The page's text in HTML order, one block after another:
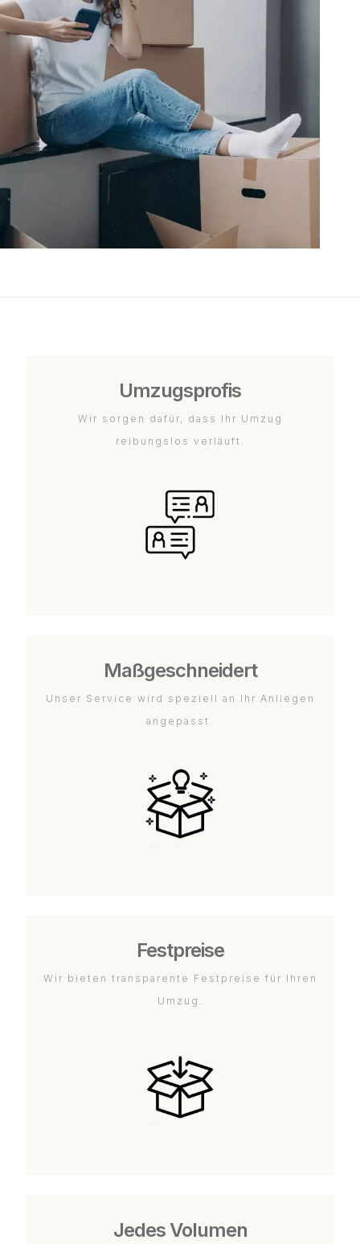
Umzugsprofis
Wir sorgen dafür, dass Ihr Umzug
reibungslos verläuft.
Maßgeschneidert
Unser Service wird speziell an Ihr Anliegen
angepasst.
Festpreise
Wir bieten transparente Festpreise für Ihren
Umzug.
Jedes Volumen